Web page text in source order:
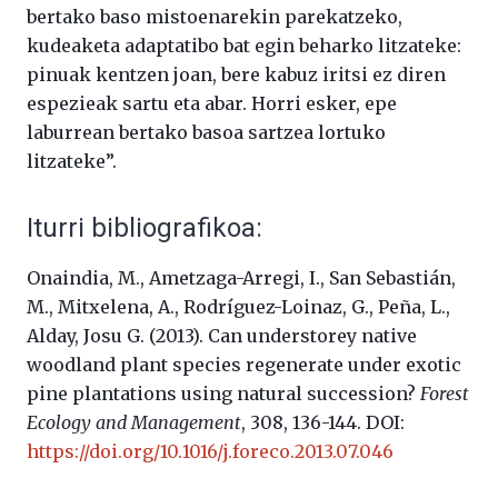
bertako baso mistoenarekin parekatzeko,
kudeaketa adaptatibo bat egin beharko litzateke:
pinuak kentzen joan, bere kabuz iritsi ez diren
espezieak sartu eta abar. Horri esker, epe
laburrean bertako basoa sartzea lortuko
litzateke”.
Iturri bibliografikoa:
Onaindia, M., Ametzaga-Arregi, I., San Sebastián,
M., Mitxelena, A., Rodríguez-Loinaz, G., Peña, L.,
Alday, Josu G. (2013). Can understorey native
woodland plant species regenerate under exotic
pine plantations using natural succession? Forest
Ecology and Management, 308, 136-144. DOI:
https://doi.org/10.1016/j.foreco.2013.07.046